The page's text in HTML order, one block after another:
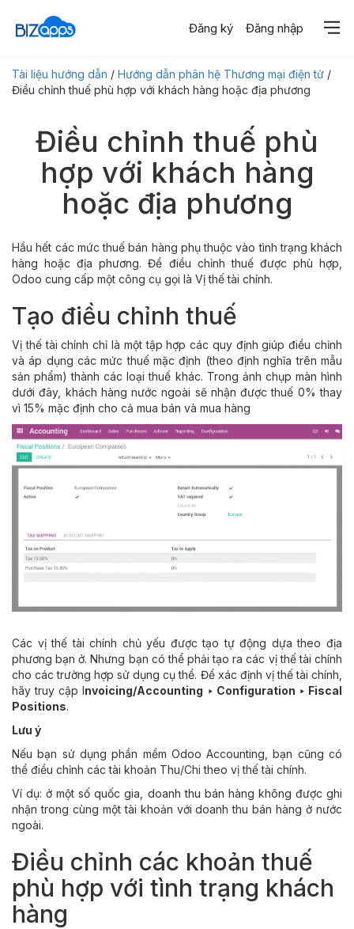
Đăng ký Đăng nhập
Tài liệu hướng dẫn / Hướng dẫn phân hệ Thương mại điện tử /
Điều chỉnh thuế phù hợp với khách hàng hoặc địa phương
Điều chỉnh thuế phù
hợp với khách hàng
hoặc địa phương
Hầu hết các mức thuế bán hàng phụ thuộc vào tình trạng khách
hàng hoặc địa phương. Để điều chỉnh thuế được phù hợp,
Odoo cung cấp một công cụ gọi là Vị thế tài chính.
Tạo điều chỉnh thuế
Vị thế tài chính chỉ là một tập hợp các quy định giúp điều chỉnh
và áp dụng các mức thuế mặc định (theo định nghĩa trên mẫu
sản phẩm) thành các loại thuế khác. Trong ảnh chụp màn hình
dưới đây, khách hàng nước ngoài sẽ nhận được thuế 0% thay
vì 15% mặc định cho cả mua bán và mua hàng
Các vị thế tài chính chủ yếu được tạo tự động dựa theo địa
phương bạn ở. Nhưng bạn có thể phải tạo ra các vị thế tài chính
cho các trường hợp sử dụng cụ thể. Để xác định vị thế tài chính,
hãy truy cập Invoicing/Accounting ‣ Configuration ‣ Fiscal
Positions.
Lưu ý
Nếu bạn sử dụng phần mềm Odoo Accounting, bạn cũng có
thể điều chỉnh các tài khoản Thu/Chi theo vị thế tài chính.
Ví dụ: ở một số quốc gia, doanh thu bán hàng không được ghi
nhận trong cùng một tài khoản với doanh thu bán hàng ở nước
ngoài.
Điều chỉnh các khoản thuế
phù hợp với tình trạng khách
hàng